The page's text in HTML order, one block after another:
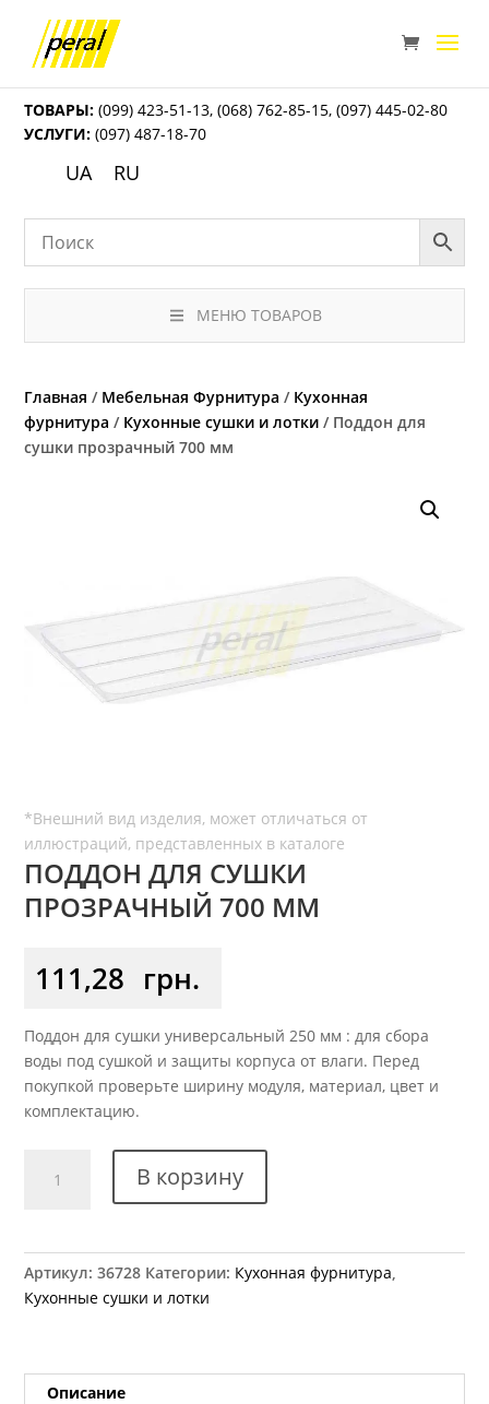
ТОВАРЫ: (099) 423-51-13,(068) 762-85-15,(097) 445-02-80
УСЛУГИ: (097) 487-18-70
UA RU
МЕНЮ ТОВАРОВ
Главная / Мебельная Фурнитура / Кухонная
фурнитура / Кухонные сушки и лотки / Поддон для
сушки прозрачный 700 мм
ПОДДОН ДЛЯ СУШКИ
ПРОЗРАЧНЫЙ 700 ММ
111,28 грн.
Поддон для сушки универсальный 250 мм : для сбора
воды под сушкой и защиты корпуса от влаги. Перед
покупкой проверьте ширину модуля, материал, цвет и
комплектацию.
товара
прозрачный
700
В корзину
Артикул:36728 Категории: Кухонная фурнитура
Кухонные сушки и лотки
Описание